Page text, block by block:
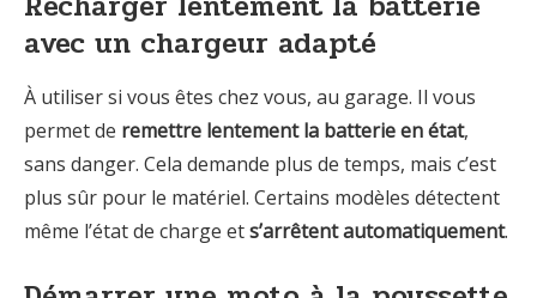
avec un chargeur adapté
À utiliser si vous êtes chez vous, au garage. Il vous
permet de remettre lentement la batterie en état,
sans danger. Cela demande plus de temps, mais c’est
plus sûr pour le matériel. Certains modèles détectent
même l’état de charge ets’arrêtent automatiquement.